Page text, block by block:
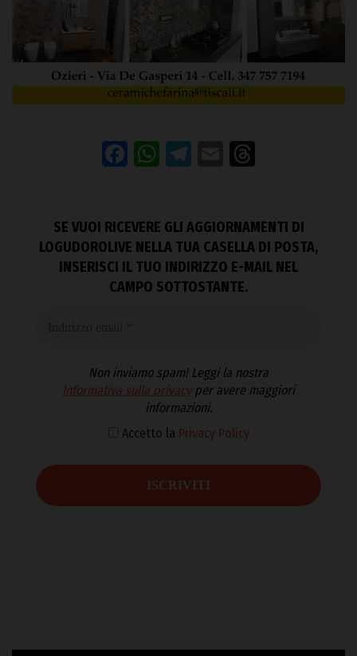
Facebook
WhatsApp
Telegram
Email
SE VUOI RICEVERE GLI AGGIORNAMENTI DI
LOGUDOROLIVE NELLA TUA CASELLA DI POSTA,
INSERISCI IL TUO INDIRIZZO E-MAIL NEL
CAMPO SOTTOSTANTE.
Non inviamo spam! Leggi la nostra
Informativa sulla privacyper avere maggiori
informazioni.
Accetto la Privacy Policy